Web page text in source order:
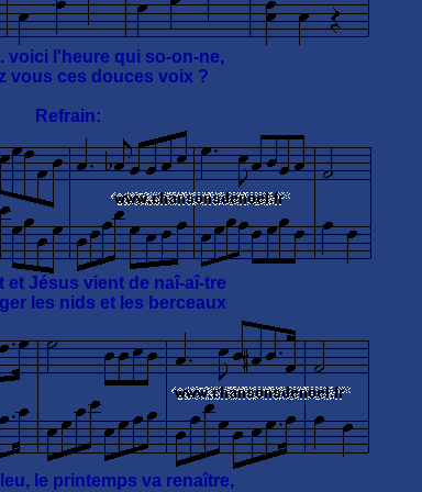
voici l'heure qui so-on-ne,
vous ces douces voix ?
Refrain:
et Jésus vient de naî-aî-tre
les nids et les berceaux
le printemps va renaître,